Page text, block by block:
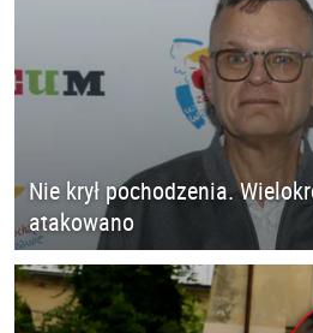
Nie krył pochodzenia.
atakowano